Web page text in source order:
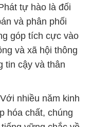
tự hào là đối
và phân phối
góp tích cực vào
và xã hội thông
tin cậy và thân
nhiều năm kinh
hóa chất, chúng